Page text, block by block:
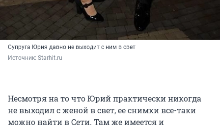
Супруга Юрия давно не выходит с ним в свет
Источник: Starhit.ru
Несмотря на то что Юрий практически никогда
не выходил с женой в свет, ее снимки все-таки
можно найти в Сети. Там же имеется и